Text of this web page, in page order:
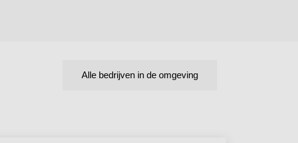
Alle bedrijven in de omgeving